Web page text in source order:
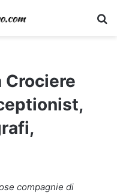
compagnie di